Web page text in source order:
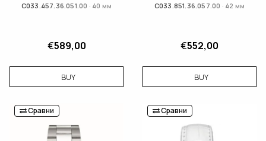
C033.457.36.051.00 · 40 мм
€589,00
BUY
C033.851.36.057.00 · 42 мм
€552,00
BUY
Сравни Сравни